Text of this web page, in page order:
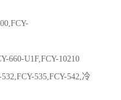
660-U1F,FCY-10210
535,FCY-542,冷